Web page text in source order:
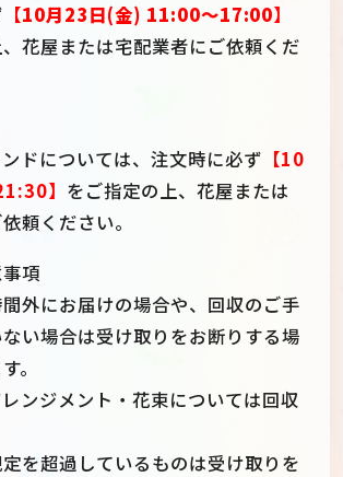
【10月23日(金) 11:00～17:00】
花屋または宅配業者にご依頼くだ
ドについては、注文時に必ず 【10
】 をご指定の上、花屋または
頼ください。
項
外にお届けの場合や、回収のご手
い場合は受け取りをお断りする場
。
ンジメント・花束については回収
を超過しているものは受け取りを